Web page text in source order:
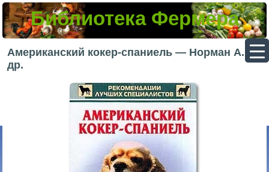
Библиотека Фермера
Американский кокер-спаниель — Норман А. и
др.